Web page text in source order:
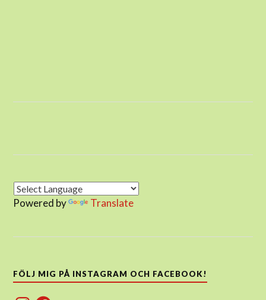
Powered by Translate
FÖLJ MIG PÅ INSTAGRAM OCH FACEBOOK!